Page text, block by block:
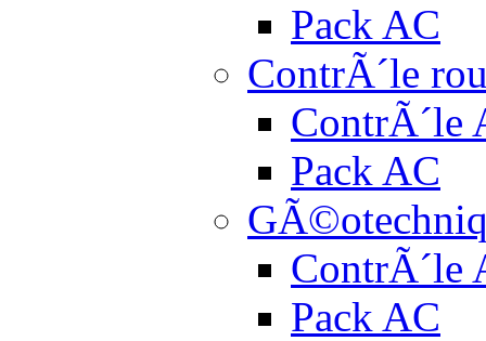
Pack AC
ContrÃ´le
ContrÃ´le
Pack AC
ContrÃ´le
Pack AC